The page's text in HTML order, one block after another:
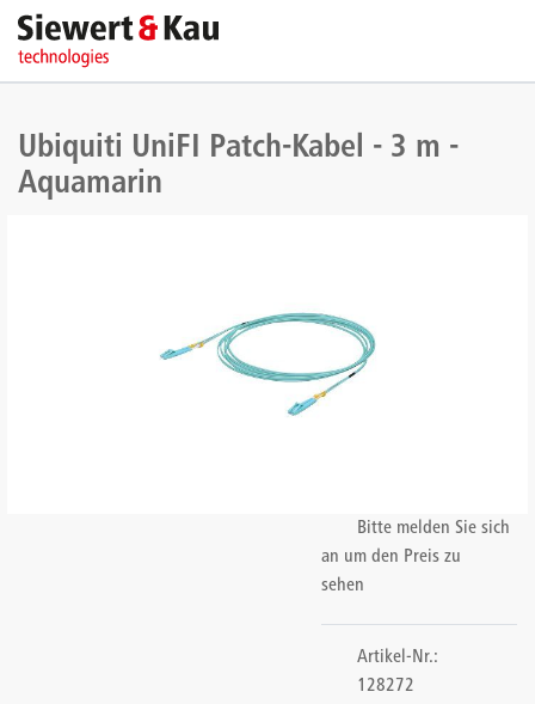
Ubiquiti UniFI Patch-Kabel - 3 m -
Aquamarin
Bitte melden Sie sich
an um den Preis zu
sehen
Artikel-Nr.:
128272